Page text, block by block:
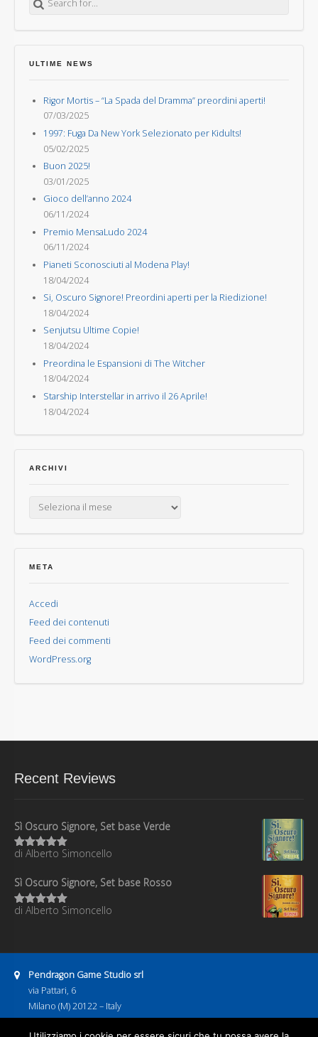
ULTIME NEWS
Rigor Mortis – “La Spada del Dramma” preordini aperti!
07/03/2025
1997: Fuga Da New York Selezionato per Kidults!
05/02/2025
Buon 2025!
03/01/2025
Gioco dell’anno 2024
06/11/2024
Premio MensaLudo 2024
06/11/2024
Pianeti Sconosciuti al Modena Play!
18/04/2024
Si, Oscuro Signore! Preordini aperti per la Riedizione!
18/04/2024
Senjutsu Ultime Copie!
18/04/2024
Preordina le Espansioni di The Witcher
18/04/2024
Starship Interstellar in arrivo il 26 Aprile!
18/04/2024
ARCHIVI
META
Accedi
Feed dei contenuti
Feed dei commenti
WordPress.org
Recent Reviews
Sì Oscuro Signore, Set base Verde
Valutato5
di Alberto Simoncello
Sì Oscuro Signore, Set base Rosso
Valutato5
di Alberto Simoncello
Pendragon Game Studio srl
via Pattari, 6
Milano (M) 20122 – Italy
P.IVA 08886600967